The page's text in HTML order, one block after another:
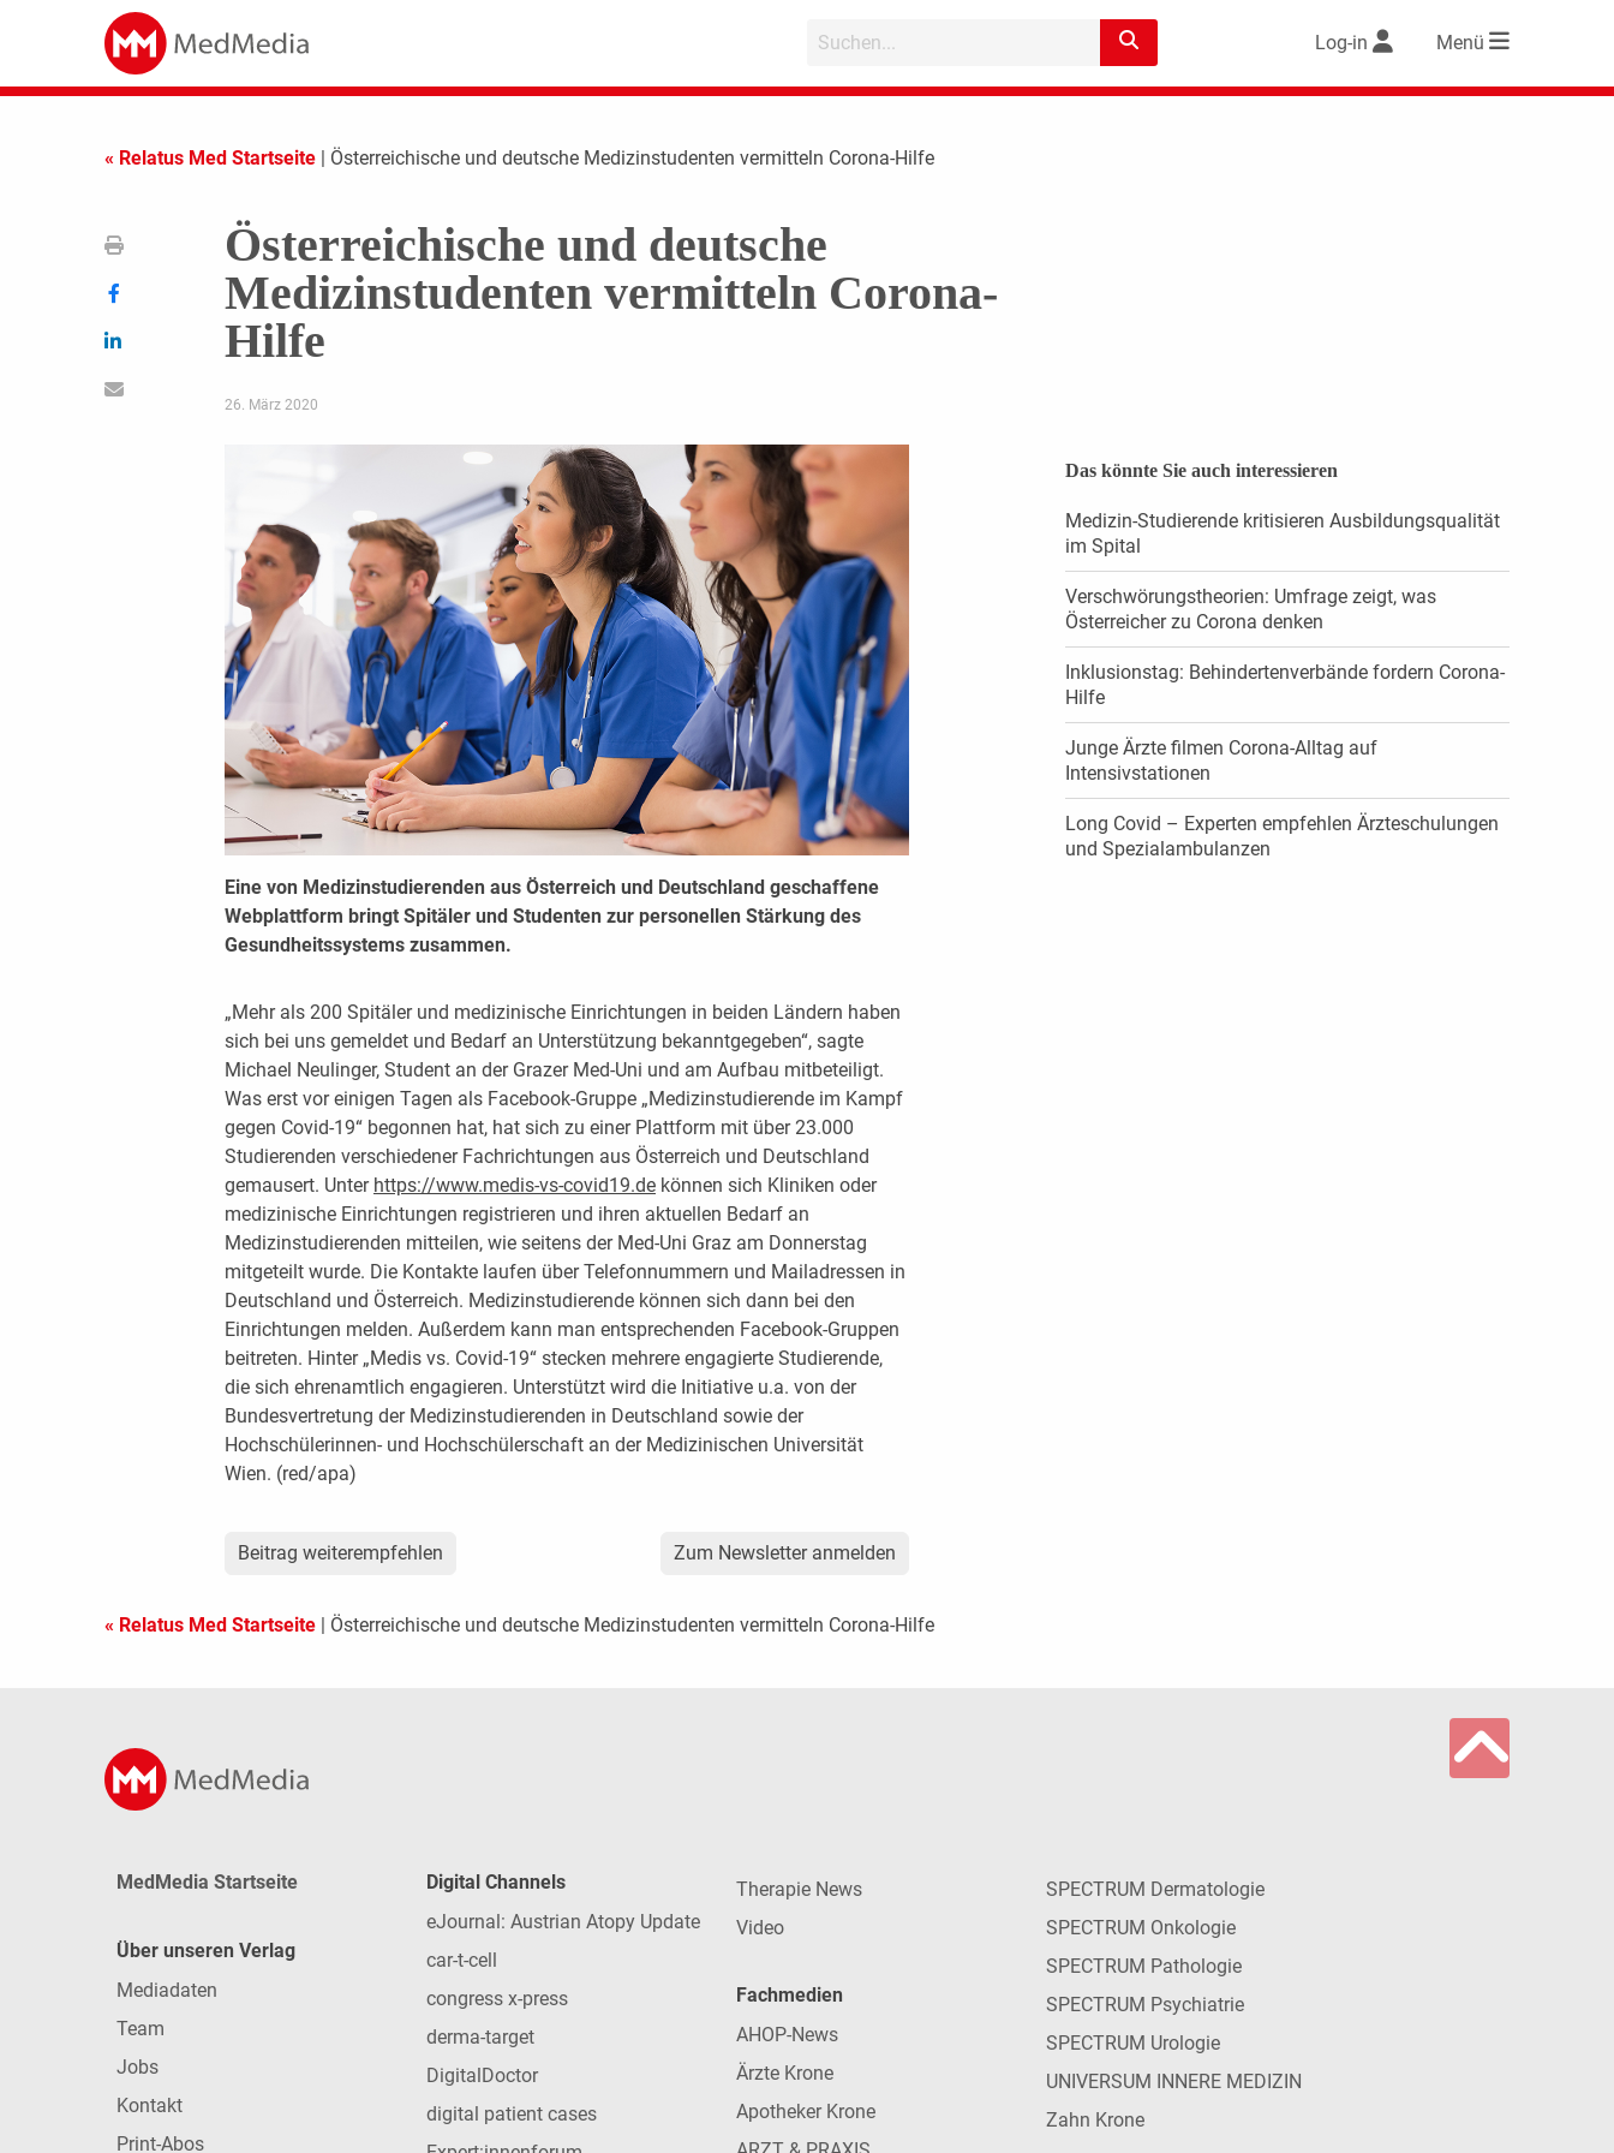
Log-in Menü
« Relatus Med Startseite | Österreichische und deutsche Medizinstudenten vermitteln Corona-Hilfe
Österreichische und deutsche
Medizinstudenten vermitteln Corona-
Hilfe
26. März 2020
Eine von Medizinstudierenden aus Österreich und Deutschland geschaffene
Webplattform bringt Spitäler und Studenten zur personellen Stärkung des
Gesundheitssystems zusammen.
„Mehr als 200 Spitäler und medizinische Einrichtungen in beiden Ländern haben
sich bei uns gemeldet und Bedarf an Unterstützung bekanntgegeben“, sagte
Michael Neulinger, Student an der Grazer Med-Uni und am Aufbau mitbeteiligt.
Was erst vor einigen Tagen als Facebook-Gruppe „Medizinstudierende im Kampf
gegen Covid-19“ begonnen hat, hat sich zu einer Plattform mit über 23.000
Studierenden verschiedener Fachrichtungen aus Österreich und Deutschland
gemausert. Unter https://www.medis-vs-covid19.dekönnen sich Kliniken oder
medizinische Einrichtungen registrieren und ihren aktuellen Bedarf an
Medizinstudierenden mitteilen, wie seitens der Med-Uni Graz am Donnerstag
mitgeteilt wurde. Die Kontakte laufen über Telefonnummern und Mailadressen in
Deutschland und Österreich. Medizinstudierende können sich dann bei den
Einrichtungen melden. Außerdem kann man entsprechenden Facebook-Gruppen
beitreten. Hinter „Medis vs. Covid-19“ stecken mehrere engagierte Studierende,
die sich ehrenamtlich engagieren. Unterstützt wird die Initiative u.a. von der
Bundesvertretung der Medizinstudierenden in Deutschland sowie der
Hochschülerinnen- und Hochschülerschaft an der Medizinischen Universität
Wien. (red/apa)
Beitrag weiterempfehlen Zum Newsletter anmelden
Das könnte Sie auch interessieren
Medizin-Studierende kritisieren Ausbildungsqualität
im Spital
Verschwörungstheorien: Umfrage zeigt, was
Österreicher zu Corona denken
Inklusionstag: Behindertenverbände fordern Corona-
Hilfe
Junge Ärzte filmen Corona-Alltag auf
Intensivstationen
Long Covid – Experten empfehlen Ärzteschulungen
und Spezialambulanzen
« Relatus Med Startseite | Österreichische und deutsche Medizinstudenten vermitteln Corona-Hilfe
MedMedia Startseite
Über unseren Verlag
Mediadaten
Team
Jobs
Kontakt
Print-Abos
Digital Channels
eJournal: Austrian Atopy Update
car-t-cell
congress x-press
derma-target
DigitalDoctor
digital patient cases
Therapie News
Video
Fachmedien
AHOP-News
Ärzte Krone
Apotheker Krone
SPECTRUM Dermatologie
SPECTRUM Onkologie
SPECTRUM Pathologie
SPECTRUM Psychiatrie
SPECTRUM Urologie
UNIVERSUM INNERE MEDIZIN
Zahn Krone